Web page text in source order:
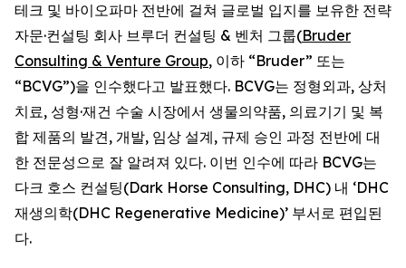
테크 및 바이오파마 전반에 걸쳐 글로벌 입지를 보유한 전략
자문·컨설팅 회사 브루더 컨설팅 & 벤처 그룹(Bruder
Consulting & Venture Group, 이하 “Bruder” 또는
“BCVG”)을 인수했다고 발표했다. BCVG는 정형외과, 상처
치료, 성형·재건 수술 시장에서 생물의약품, 의료기기 및 복
합 제품의 발견, 개발, 임상 설계, 규제 승인 과정 전반에 대
한 전문성으로 잘 알려져 있다. 이번 인수에 따라 BCVG는
다크 호스 컨설팅(Dark Horse Consulting, DHC) 내 ‘DHC
재생의학(DHC Regenerative Medicine)’ 부서로 편입된
다.